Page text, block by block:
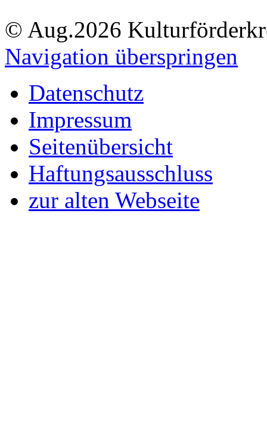
© Aug.2026
Navigation überspringen
Datenschutz
Impressum
Seitenübersicht
Haftungsausschluss
zur alten Webseite